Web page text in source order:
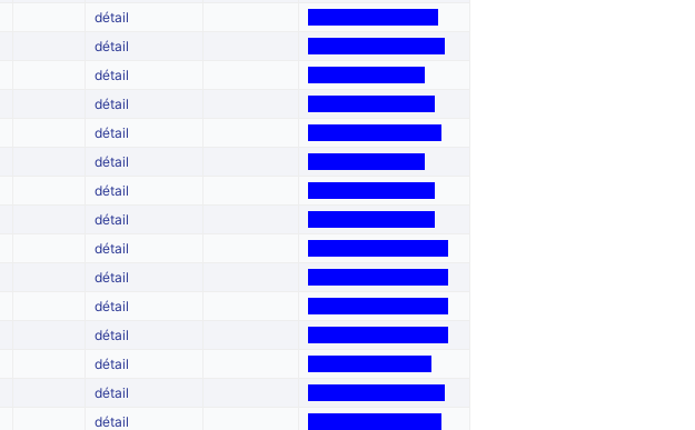
détail
détail
détail
détail
détail
détail
détail
détail
détail
détail
détail
détail
détail
détail
détail